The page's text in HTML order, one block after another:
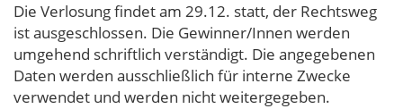
Die Verlosung findet am 29.12. statt, der Rechtsweg
ist ausgeschlossen. Die Gewinner/Innen werden
umgehend schriftlich verständigt. Die angegebenen
Daten werden ausschließlich für interne Zwecke
verwendet und werden nicht weitergegeben.